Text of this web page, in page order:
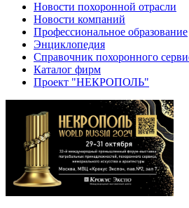
Новости похоронной отрасли
Новости компаний
Профессиональное образование
Энциклопедия
Справочник похоронного
Каталог фирм
Проект "НЕКРОПОЛЬ"